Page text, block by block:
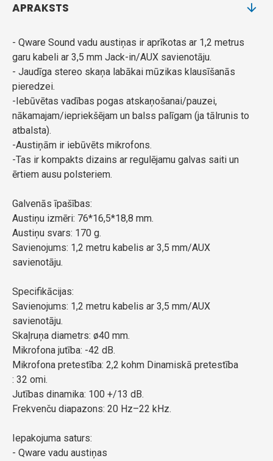
APRAKSTS
- Qware Sound vadu austiņas ir aprīkotas ar 1,2 metrus
garu kabeli ar 3,5 mm Jack-in/AUX savienotāju.
- Jaudīga stereo skaņa labākai mūzikas klausīšanās
pieredzei.
-Iebūvētas vadības pogas atskaņošanai/pauzei,
nākamajam/iepriekšējam un balss palīgam (ja tālrunis to
atbalsta).
-Austiņām ir iebūvēts mikrofons.
-Tas ir kompakts dizains ar regulējamu galvas saiti un
ērtiem ausu polsteriem.
Galvenās īpašības:
Austiņu izmēri: 76*16,5*18,8 mm.
Austiņu svars: 170 g.
Savienojums: 1,2 metru kabelis ar 3,5 mm/AUX
savienotāju.
Specifikācijas:
Savienojums: 1,2 metru kabelis ar 3,5 mm/AUX
savienotāju.
Skaļruņa diametrs: ø40 mm.
Mikrofona jutība: -42 dB.
Mikrofona pretestība: 2,2 kohm Dinamiskā pretestība
: 32 omi.
Jutības dinamika: 100 +/13 dB.
Frekvenču diapazons: 20 Hz–22 kHz.
Iepakojuma saturs:
- Qware vadu austiņas